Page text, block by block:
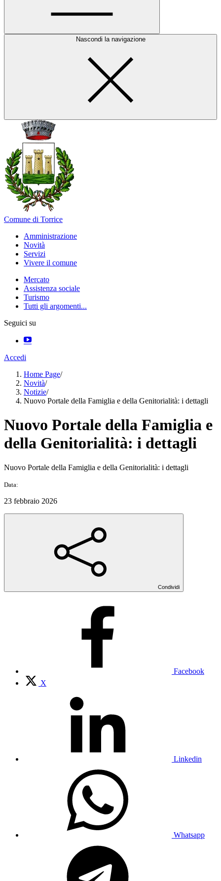
Nascondi la navigazione
Comune di Torrice
Amministrazione
Novità
Servizi
Vivere il comune
Mercato
Assistenza sociale
Turismo
Tutti gli argomenti...
Seguici su
Accedi
Home Page/
Novità/
Notizie/
Nuovo Portale della Famiglia e della Genitorialità: i dettagli
Nuovo Portale della Famiglia e
della Genitorialità: i dettagli
Nuovo Portale della Famiglia e della Genitorialità: i dettagli
Data:
23 febbraio 2026
Condividi
Facebook
X
Linkedin
Whatsapp